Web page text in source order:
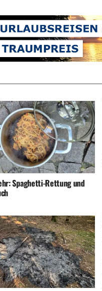
Spaghetti-Rettung und